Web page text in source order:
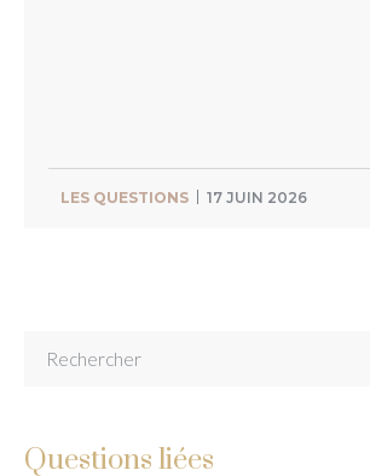
LES QUESTIONS 17 JUIN 2026
Questions liées